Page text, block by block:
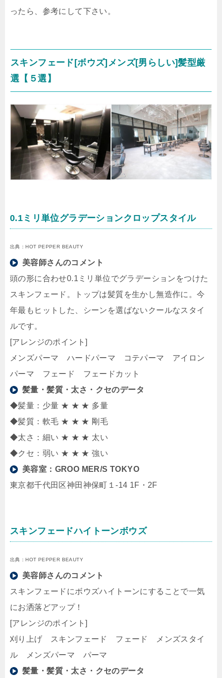
ったら、参考にして下さい。
スキンフェード[ボウズ]メンズ[男らしい]髪型厳
選【５選】
0.1ミリ単位グラデーションクロップスタイル
出典：HOT PEPPER BEAUTY
美容師さんのコメント
頭の形に合わせ0.1ミリ単位でグラデーションをつけた
スキンフェード。トップは髪質を生かし無造作に。今
年最もヒットした、シーンを選ばないクールなスタイ
ルです。
[アレンジのポイント]
メンズパーマ ハードパーマ コテパーマ アイロン
パーマ フェード フェードカット
髪量・髪質・太さ・クセのデータ
◆髪量：少量 ★ ★ ★ 多量
◆髪質：軟毛 ★ ★ ★ 剛毛
◆太さ：細い ★ ★ ★ 太い
◆クセ：弱い ★ ★ ★ 強い
美容室： GROO MER/S TOKYO
東京都千代田区神田神保町１-14 1F・2F
スキンフェードハイトーンボウズ
出典：HOT PEPPER BEAUTY
美容師さんのコメント
スキンフェードにボウズハイトーンにすることで一気
にお洒落どアップ！
[アレンジのポイント]
刈り上げ スキンフェード フェード メンズスタイ
ル メンズパーマ パーマ
髪量・髪質・太さ・クセのデータ